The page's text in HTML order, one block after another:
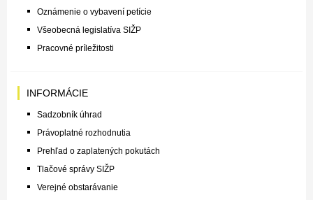
Oznámenie o vybavení petície
Všeobecná legislatíva SIŽP
Pracovné príležitosti
INFORMÁCIE
Sadzobník úhrad
Právoplatné rozhodnutia
Prehľad o zaplatených pokutách
Tlačové správy SIŽP
Verejné obstarávanie